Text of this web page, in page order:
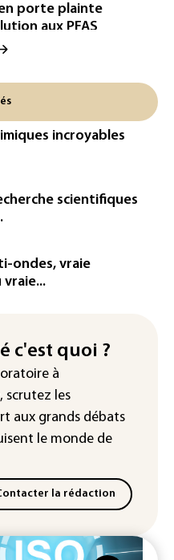
porte plainte
aux PFAS
fin juillet, la
la
leur
3,4 milliards
par
d'Alançon
de maïs
de la
jours en
incroyables
scientifiques
ondes, vraie
c'est quoi ?
à
scrutez les
aux grands débats
le monde de
la rédaction